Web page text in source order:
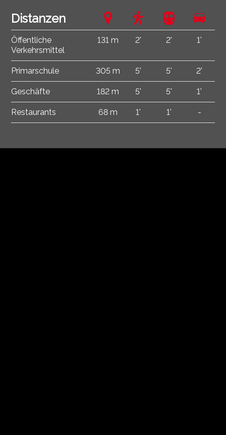
Distanzen
Öffentliche
Verkehrsmittel
131 m 2' 2' 1'
Primarschule 305 m 5' 5' 2'
Geschäfte 182 m 5' 5' 1'
Restaurants 68 m 1' 1' -